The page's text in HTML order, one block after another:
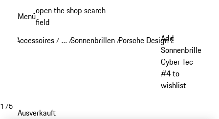
Hauptinhalt
Menüopen the shop search
field
Accessoires / …
Reveal collapsed breadcrumb items
/Sonnenbrillen /Porsche Design Sonnenbrillen
Add
Sonnenbrille
Cyber Tec
#4 to
wishlist
1 /5
Ausverkauft